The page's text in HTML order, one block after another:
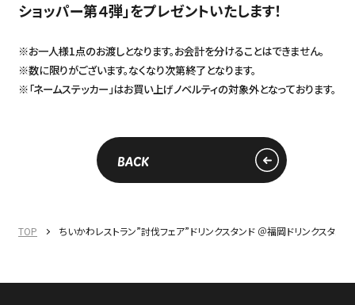
ショッパー第４弾」をプレゼントいたします！
※お一人様1点のお渡しとなります。お会計を分けることはできません。
※数に限りがございます。なくなり次第終了となります。
※「ネームステッカー」はお買い上げノベルティの対象外となっております。
BACK
TOP ちいかわレストラン”討伐フェア”ドリンクスタンド ＠福岡ドリンクスタン